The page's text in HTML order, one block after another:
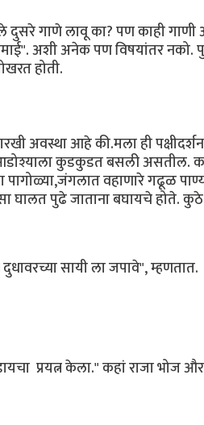
गाणे लावू का? पण काही गाणी
अशी अनेक पण विषयांतर नको.
होती.
अवस्था आहे की.मला ही पक्षीदर्शन
आडोश्याला कुडकुडत बसली असतील.
वहाणारे गढूळ
घालत पुढे जाताना बघायचे होते.
सायी ला जपावे", म्हणतात.
प्रयत्न केला." कहां राजा भोज